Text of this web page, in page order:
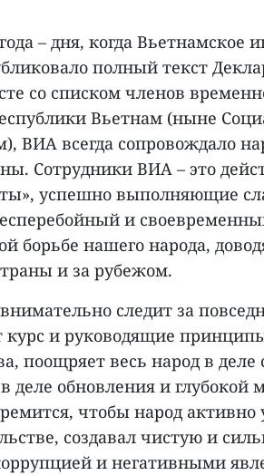
– дня, когда Вьетнамское
полный текст
со списком членов
Вьетнам (ныне
ВИА всегда сопровождало
Сотрудники ВИА – это
успешно выполняющие
и
борьбе нашего народа,
и за рубежом.
следит за
курс и руководящие
поощряет весь народ в деле
деле обновления и глубокой
чтобы народ активно
создавал чистую и
и негативными